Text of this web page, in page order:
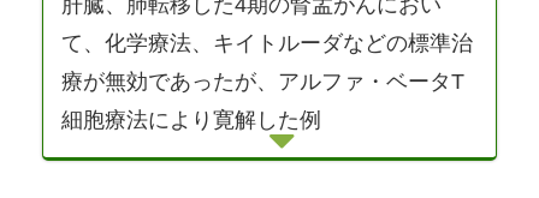
て、化学療法、キイトルーダなどの標準治
療が無効であったが、アルファ・ベータT
細胞療法により寛解した例